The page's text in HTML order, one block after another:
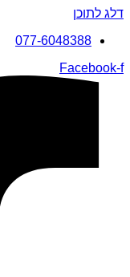
דלג לתוכן
077-6048388
Facebook-f